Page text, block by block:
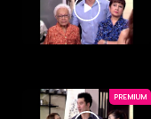
PREMIUM